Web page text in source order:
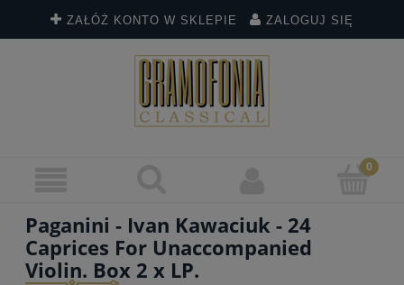
ZAŁÓŻ KONTO W SKLEPIE ZALOGUJ SIĘ
Paganini - Ivan Kawaciuk - 24
Caprices For Unaccompanied
Violin. Box 2 x LP.